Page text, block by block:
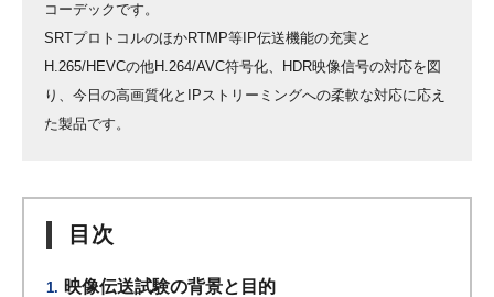
コーデックです。
SRTプロトコルのほかRTMP等IP伝送機能の充実と
H.265/HEVCの他H.264/AVC符号化、HDR映像信号の対応を図
り、今日の高画質化とIPストリーミングへの柔軟な対応に応え
た製品です。
目次
映像伝送試験の背景と目的